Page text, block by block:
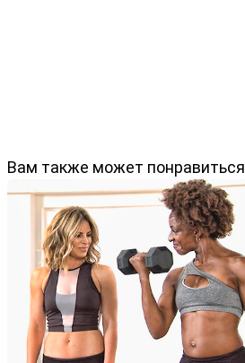
Вам также может понравиться